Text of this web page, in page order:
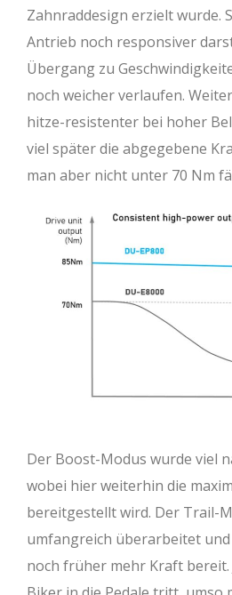
Zahnraddesign erzielt wurde.
Antrieb noch responsiver
Übergang zu
noch weicher verlaufen.
hitze-resistenter bei hoher
viel später die abgegebene
man aber nicht unter 70 Nm
Der Boost-Modus wurde viel
wobei hier weiterhin die
bereitgestellt wird. Der Trail-
umfangreich überarbeitet
noch früher mehr Kraft bereit.